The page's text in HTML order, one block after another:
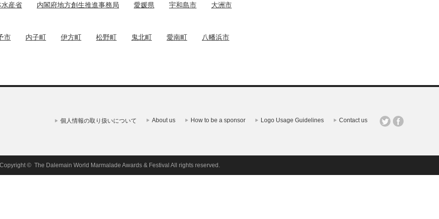
水産省 内閣府地方創生推進事務局 愛媛県 宇和島市 大洲市
市 内子町 伊方町 松野町 鬼北町 愛南町 八幡浜市
個人情報の取り扱いについて About us How to be a sponsor Logo Usage Guidelines Contact us
Copyright © The Dalemain World Marmalade Awards & Festival All rights reserved.